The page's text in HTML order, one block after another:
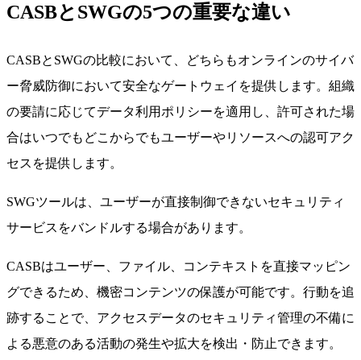
CASBとSWGの5つの重要な違い
CASBとSWGの比較において、どちらもオンラインのサイバ
ー脅威防御において安全なゲートウェイを提供します。組織
の要請に応じてデータ利用ポリシーを適用し、許可された場
合はいつでもどこからでもユーザーやリソースへの認可アク
セスを提供します。
SWGツールは、ユーザーが直接制御できないセキュリティ
サービスをバンドルする場合があります。
CASBはユーザー、ファイル、コンテキストを直接マッピン
グできるため、機密コンテンツの保護が可能です。行動を追
跡することで、アクセスデータのセキュリティ管理の不備に
よる悪意のある活動の発生や拡大を検出・防止できます。